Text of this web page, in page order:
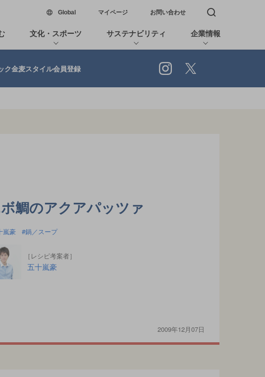
Global新しいウィンドウで開く
マイページ お問い合わせ 検索窓を開く
文化・スポーツ サステナビリティ 企業情報
ク金麦スタイル会員登録 Instagram
鯛のアクアパッツァ
嵐豪 鍋／スープ
［レシピ考案者］
五十嵐豪
2009年12月07日